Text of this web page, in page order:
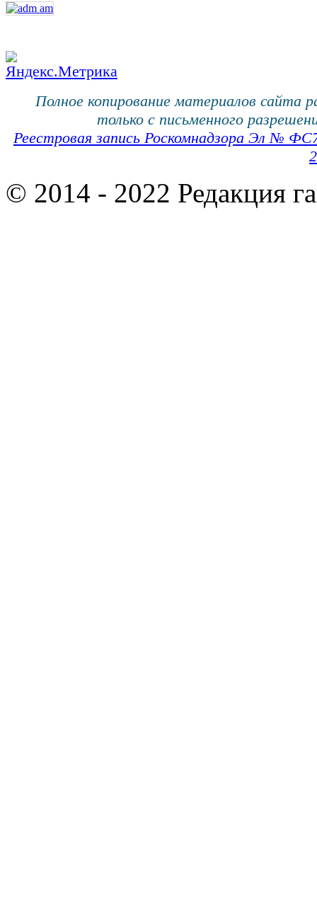
Полное копирование материалов сайта
только с письменного
Реестровая запись Роскомнадзора Эл №
© 2014 - 2022 Редакция